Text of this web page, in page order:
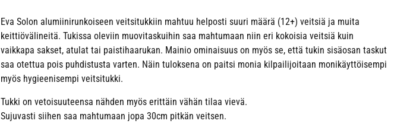
Eva Solon alumiinirunkoiseen veitsitukkiin mahtuu helposti suuri määrä (12+) veitsiä ja muita
keittiövälineitä. Tukissa oleviin muovitaskuihin saa mahtumaan niin eri kokoisia veitsiä kuin
vaikkapa sakset, atulat tai paistihaarukan. Mainio ominaisuus on myös se, että tukin sisäosan taskut
saa otettua pois puhdistusta varten. Näin tuloksena on paitsi monia kilpailijoitaan monikäyttöisempi
myös hygieenisempi veitsitukki.
Tukki on vetoisuuteensa nähden myös erittäin vähän tilaa vievä.
Sujuvasti siihen saa mahtumaan jopa 30cm pitkän veitsen.